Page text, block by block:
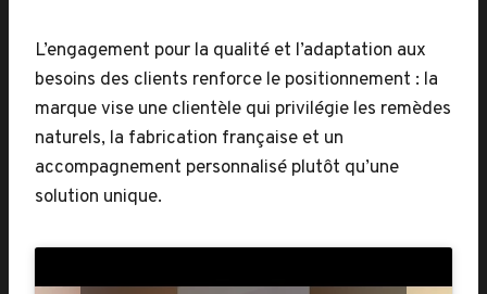
L’engagement pour la qualité et l’adaptation aux
besoins des clients renforce le positionnement : la
marque vise une clientèle qui privilégie les remèdes
naturels, la fabrication française et un
accompagnement personnalisé plutôt qu’une
solution unique.